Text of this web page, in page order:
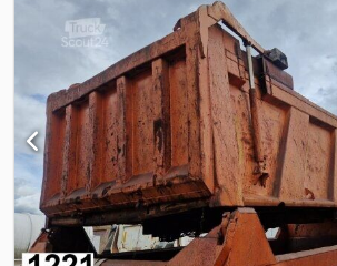
háromoldalas, billenthető felépítmény,
teljes hossza 6940 mm. Segédváz teljes
szélessége elöl: 900 mm. Váz szélessége hátul:
tartozékok felsorolása nem minősül
változtatások, a köztes értékesítés és a